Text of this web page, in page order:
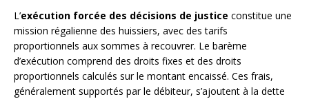
L’exécution forcée des décisions de justice constitue une
mission régalienne des huissiers, avec des tarifs
proportionnels aux sommes à recouvrer. Le barème
d’exécution comprend des droits fixes et des droits
proportionnels calculés sur le montant encaissé. Ces frais,
généralement supportés par le débiteur, s’ajoutent à la dette